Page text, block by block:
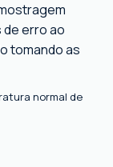
erro ao
tomando as
normal de